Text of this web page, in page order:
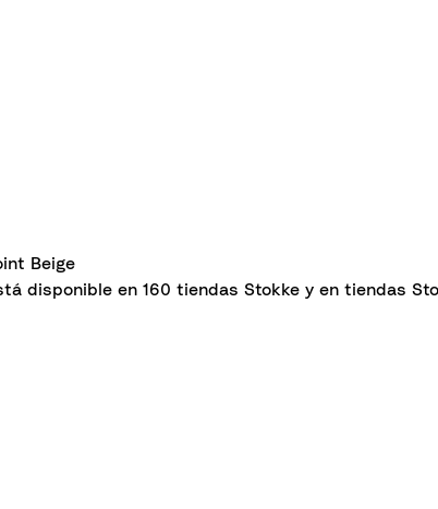
Beige
disponible en 160 tiendas Stokke y en tiendas